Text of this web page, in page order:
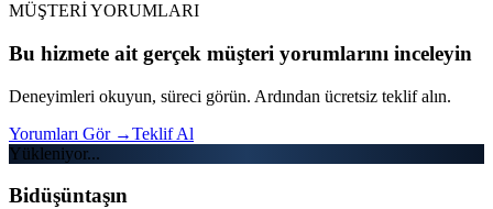
MÜŞTERİ YORUMLARI
Bu hizmete ait gerçek müşteri yorumlarını inceleyin
Deneyimleri okuyun, süreci görün. Ardından ücretsiz teklif alın.
Yorumları Gör →Teklif Al
Yükleniyor...
Bidüşüntaşın